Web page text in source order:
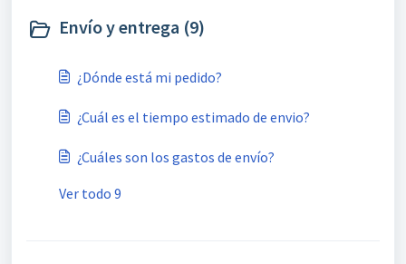
Envío y entrega (9)
¿Dónde está mi pedido?
¿Cuál es el tiempo estimado de envio?
¿Cuáles son los gastos de envío?
Ver todo 9